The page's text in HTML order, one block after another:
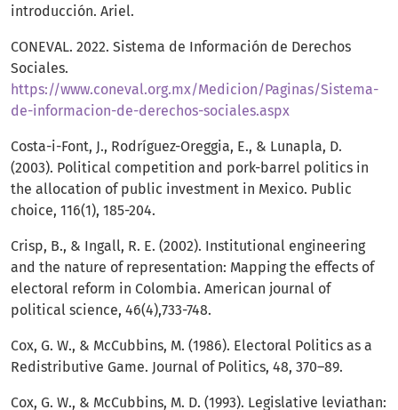
introducción. Ariel.
CONEVAL. 2022. Sistema de Información de Derechos
Sociales.
https://www.coneval.org.mx/Medicion/Paginas/Sistema-
de-informacion-de-derechos-sociales.aspx
Costa-i-Font, J., Rodríguez-Oreggia, E., & Lunapla, D.
(2003). Political competition and pork-barrel politics in
the allocation of public investment in Mexico. Public
choice, 116(1), 185-204.
Crisp, B., & Ingall, R. E. (2002). Institutional engineering
and the nature of representation: Mapping the effects of
electoral reform in Colombia. American journal of
political science, 46(4),733-748.
Cox, G. W., & McCubbins, M. (1986). Electoral Politics as a
Redistributive Game. Journal of Politics, 48, 370–89.
Cox, G. W., & McCubbins, M. D. (1993). Legislative leviathan: